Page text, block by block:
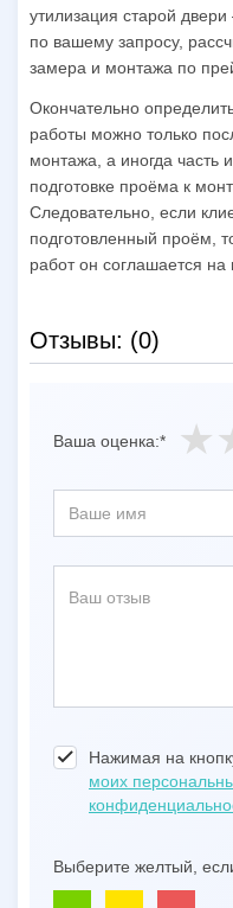
утилизация старой
по вашему запросу,
замера и монтажа по
Окончательно
работы можно только
монтажа, а иногда часть
подготовке проёма к
Следовательно, если
подготовленный проём,
работ он соглашается на
Отзывы: (0)
Ваша оценка:*
Нажимая на
моих
Выберите желтый,